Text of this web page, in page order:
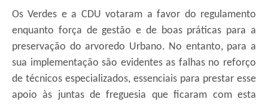
Os Verdes e a CDU votaram a favor do regulamento
enquanto força de gestão e de boas práticas para a
preservação do arvoredo Urbano. No entanto, para a
sua implementação são evidentes as falhas no reforço
de técnicos especializados, essenciais para prestar esse
apoio às juntas de freguesia que ficaram com esta